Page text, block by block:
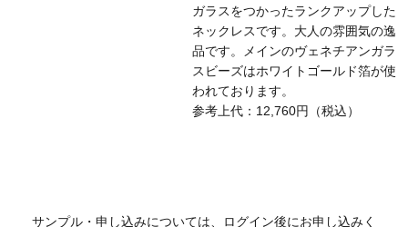
ガラスをつかったランクアップした
ネックレスです。大人の雰囲気の逸
品です。メインのヴェネチアンガラ
スビーズはホワイトゴールド箔が使
われております。
参考上代：12,760円（税込）
サンプル・申し込みについては、ログイン後にお申し込みく